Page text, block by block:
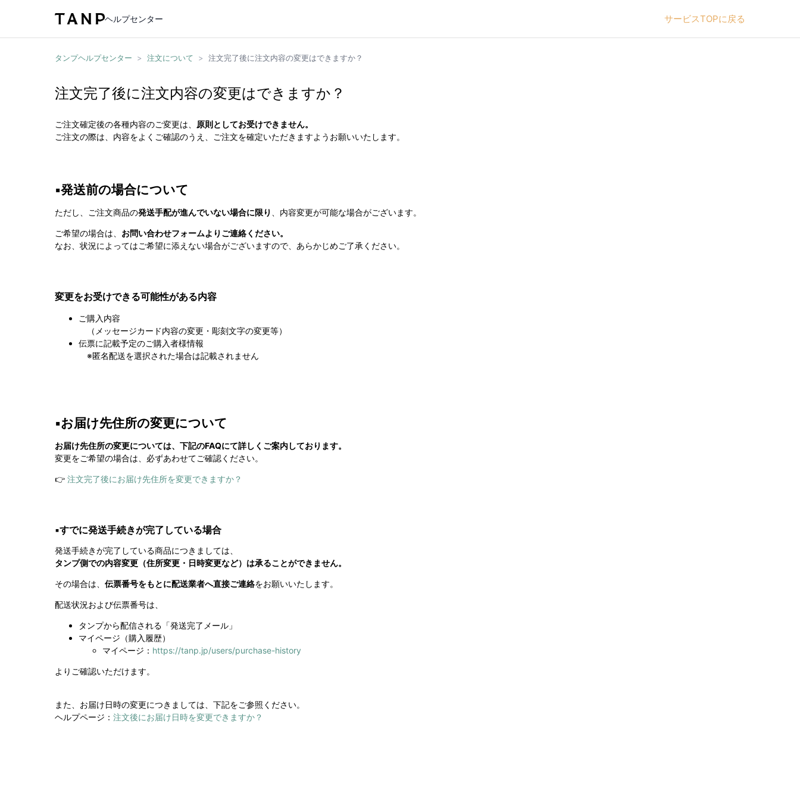
ヘルプセンター サービスTOPに戻る
タンプヘルプセンター > 注文について > 注文完了後に注文内容の変更はできますか？
注文完了後に注文内容の変更はできますか？
ご注文確定後の各種内容のご変更は、 原則としてお受けできません。
ご注文の際は、内容をよくご確認のうえ、ご注文を確定いただきますようお願いいたします。
▪️発送前の場合について
ただし、ご注文商品の発送手配が進んでいない場合に限り 、内容変更が可能な場合がございます。
ご希望の場合は、 お問い合わせフォームよりご連絡ください。
なお、状況によってはご希望に添えない場合がございますので、あらかじめご了承ください。
変更をお受けできる可能性がある内容
ご購入内容
（メッセージカード内容の変更・彫刻文字の変更等）
伝票に記載予定のご購入者様情報
※匿名配送を選択された場合は記載されません
▪️お届け先住所の変更について
お届け先住所の変更については、下記のFAQにて詳しくご案内しております。
変更をご希望の場合は、必ずあわせてご確認ください。
👉 注文完了後にお届け先住所を変更できますか？
▪️すでに発送手続きが完了している場合
発送手続きが完了している商品につきましては、
タンプ側での内容変更（住所変更・日時変更など）は承ることができません。
その場合は、 伝票番号をもとに配送業者へ直接ご連絡をお願いいたします。
配送状況および伝票番号は、
タンプから配信される「発送完了メール」
マイページ（購入履歴）
マイページ： https://tanp.jp/users/purchase-history
よりご確認いただけます。
また、お届け日時の変更につきましては、下記をご参照ください。
ヘルプページ： 注文後にお届け日時を変更できますか？